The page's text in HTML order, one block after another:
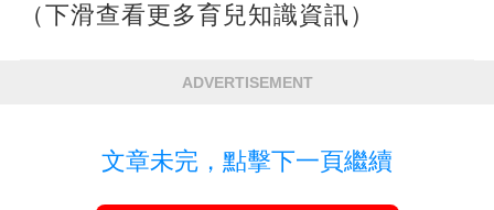
（下滑查看更多育兒知識資訊）
ADVERTISEMENT
文章未完，點擊下一頁繼續